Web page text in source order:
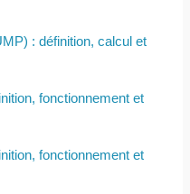
: définition, calcul et
fonctionnement et
fonctionnement et